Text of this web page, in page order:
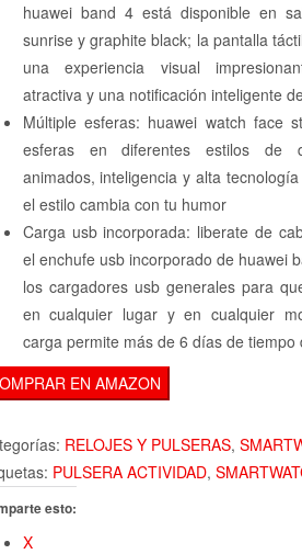
huawei band 4 está disponible en
sunrise y graphite black; la pantalla
una experiencia visual
atractiva y una notificación inteligente
Múltiple esferas: huawei watch face
esferas en diferentes estilos de
animados, inteligencia y alta
el estilo cambia con tu humor
Carga usb incorporada: liberate de
el enchufe usb incorporado de huawei
los cargadores usb generales para
en cualquier lugar y en cualquier
carga permite más de 6 días de tiempo
EN AMAZON
RELOJES Y PULSERAS,
PULSERA ACTIVIDAD,
esto:
X